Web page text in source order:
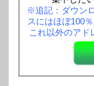
※追記：ダウン
スにはほぼ100
これ以外のアド